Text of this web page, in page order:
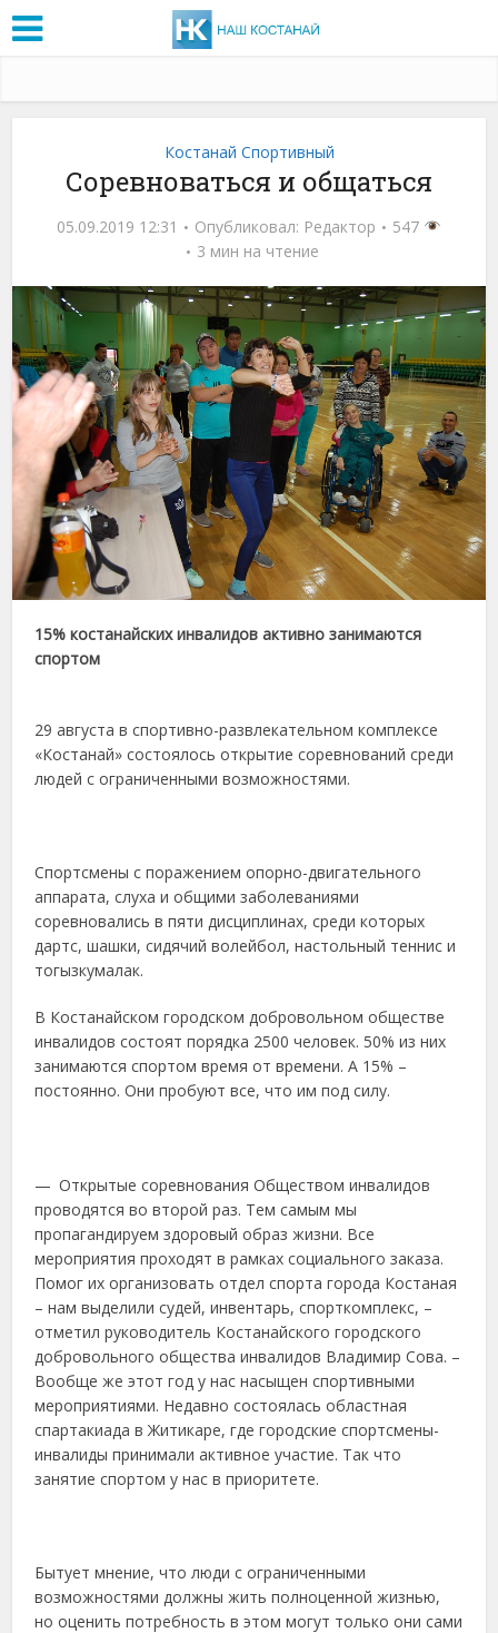
Костанай Спортивный
Соревноваться и общаться
05.09.2019 12:31 Опубликовал: Редактор
547
3 мин на чтение
15% костанайских инвалидов активно занимаются
спортом
29 августа в спортивно-развлекательном комплексе
«Костанай» состоялось открытие соревнований среди
людей с ограниченными возможностями.
Спортсмены с поражением опорно-двигательного
аппарата, слуха и общими заболеваниями
соревновались в пяти дисциплинах, среди которых
дартс, шашки, сидячий волейбол, настольный теннис и
тогыз­кумалак.
В Костанайском городском добровольном обществе
инвалидов состоят порядка 2500 человек. 50% из них
занимаются спортом время от времени. А 15% –
постоянно. Они пробуют все, что им под силу.
— Открытые соревнования Обществом инвалидов
проводятся во второй раз. Тем самым мы
пропагандируем здоровый образ жизни. Все
мероприятия проходят в рамках социального заказа.
Помог их организовать отдел спорта города Костаная
– нам выделили судей, инвентарь, спорткомплекс, –
отметил руководитель Костанайского городского
добровольного общества инвалидов Владимир Сова. –
Вообще же этот год у нас насыщен спортивными
мероприятиями. Недавно состоялась областная
спартакиада в Житикаре, где городские спортсмены-
инвалиды принимали активное участие. Так что
занятие спортом у нас в приоритете.
Бытует мнение, что люди с ограниченными
возможностями должны жить полноценной жизнью,
но оценить потребность в этом могут только они сами